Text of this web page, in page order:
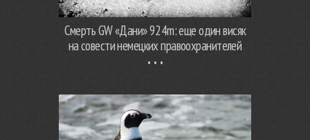
Смерть GW «Дани» 924m: еще один висяк
на совести немецких правоохранителей